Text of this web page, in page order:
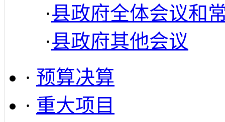
·县政府全体会议和
·县政府其他会议
· 预算决算
· 重大项目